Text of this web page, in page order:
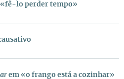
lo perder tempo»
em «o frango está a cozinhar»